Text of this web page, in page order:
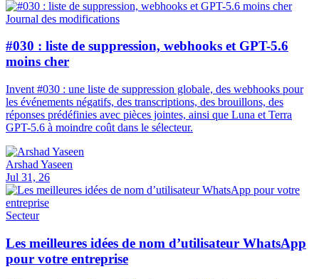
Journal des modifications
#030 : liste de suppression, webhooks et GPT-5.6
moins cher
Invent #030 : une liste de suppression globale, des webhooks pour
les événements négatifs, des transcriptions, des brouillons, des
réponses prédéfinies avec pièces jointes, ainsi que Luna et Terra
GPT-5.6 à moindre coût dans le sélecteur.
Arshad Yaseen
Jul 31, 26
Secteur
Les meilleures idées de nom d’utilisateur WhatsApp
pour votre entreprise